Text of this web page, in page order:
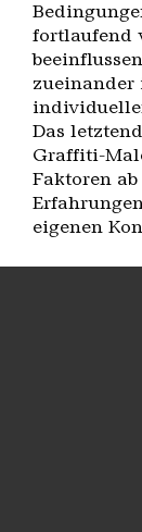
fortlaufend
zueinander
Das
Graffiti-
Faktoren
eigenen